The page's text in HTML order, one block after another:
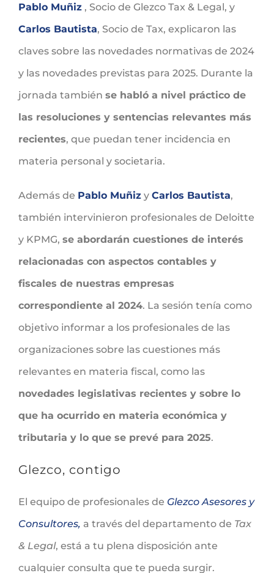
Pablo Muñiz , Socio de Glezco Tax & Legal, y
Carlos Bautista, Socio de Tax, explicaron las
claves sobre las novedades normativas de 2024
y las novedades previstas para 2025. Durante la
jornada también se habló a nivel práctico de
las resoluciones y sentencias relevantes más
recientes, que puedan tener incidencia en
materia personal y societaria.
Además de Pablo Muñiz y Carlos Bautista,
también intervinieron profesionales de Deloitte
y KPMG, se abordarán cuestiones de interés
relacionadas con aspectos contables y
fiscales de nuestras empresas
correspondiente al 2024. La sesión tenía como
objetivo informar a los profesionales de las
organizaciones sobre las cuestiones más
relevantes en materia fiscal, como las
novedades legislativas recientes y sobre lo
que ha ocurrido en materia económica y
tributaria y lo que se prevé para 2025.
Glezco, contigo
El equipo de profesionales de Glezco Asesores y
Consultores, a través del departamento de Tax
& Legal, está a tu plena disposición ante
cualquier consulta que te pueda surgir.